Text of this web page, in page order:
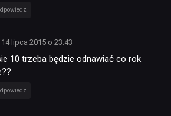
14 lipca 2015 o 23:43
10 trzeba będzie odnawiać co rok